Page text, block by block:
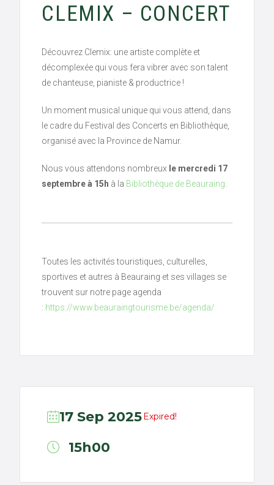
CLEMIX – CONCERT
Découvrez Clemix: une artiste complète et
décomplexée qui vous fera vibrer avec son talent
de chanteuse, pianiste & productrice !
Un moment musical unique qui vous attend, dans
le cadre du Festival des Concerts en Bibliothèque,
organisé avec la Province de Namur.
Nous vous attendons nombreux le mercredi 17
septembre à 15h à la Bibliothèque de Beauraing
Toutes les activités touristiques, culturelles,
sportives et autres à Beauraing et ses villages se
trouvent sur notre page agenda
: https://www.beauraingtourisme.be/agenda/
17 Sep 2025Expired!
15h00